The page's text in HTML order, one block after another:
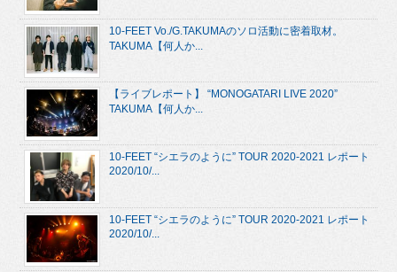
10-FEET Vo./G.TAKUMAのソロ活動に密着取材。
TAKUMA【何人か...
【ライブレポート】 “MONOGATARI LIVE 2020”
TAKUMA【何人か...
10-FEET “シエラのように” TOUR 2020-2021 レポート
2020/10/...
10-FEET “シエラのように” TOUR 2020-2021 レポート
2020/10/...